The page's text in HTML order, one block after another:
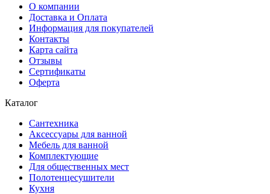
О компании
Доставка и Оплата
Информация для покупателей
Контакты
Карта сайта
Отзывы
Сертификаты
Оферта
Каталог
Сантехника
Аксессуары для ванной
Мебель для ванной
Комплектующие
Для общественных мест
Полотенцесушители
Кухня